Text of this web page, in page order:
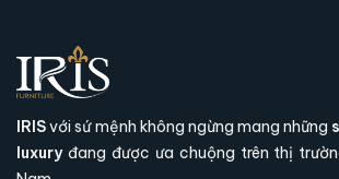
IRISvới sứ mệnh không ngừng mang những
luxuryđang được ưa chuộng trên thị